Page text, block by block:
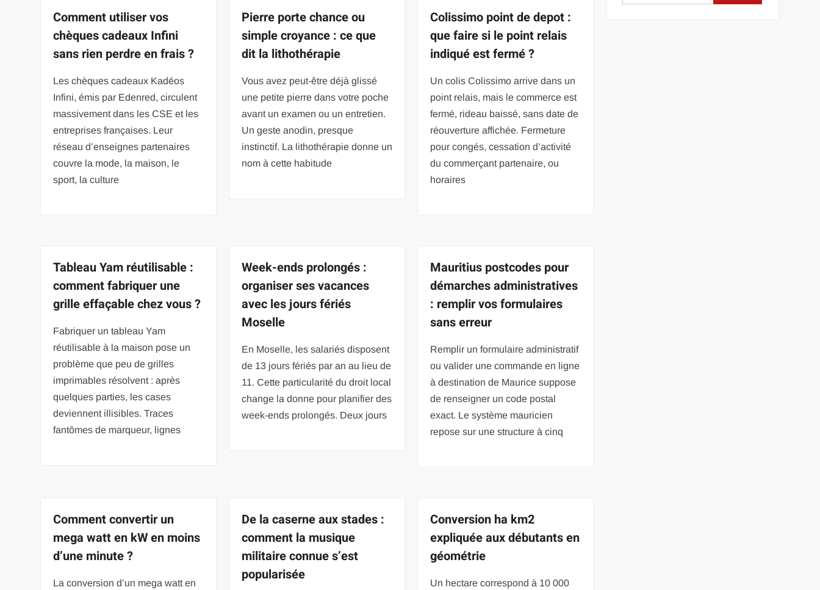
Comment utiliser vos
chèques cadeaux Infini
sans rien perdre en frais ?
Les chèques cadeaux Kadéos
Infini, émis par Edenred, circulent
massivement dans les CSE et les
entreprises françaises. Leur
réseau d’enseignes partenaires
couvre la mode, la maison, le
sport, la culture
Pierre porte chance ou
simple croyance : ce que
dit la lithothérapie
Vous avez peut-être déjà glissé
une petite pierre dans votre poche
avant un examen ou un entretien.
Un geste anodin, presque
instinctif. La lithothérapie donne un
nom à cette habitude
Colissimo point de depot :
que faire si le point relais
indiqué est fermé ?
Un colis Colissimo arrive dans un
point relais, mais le commerce est
fermé, rideau baissé, sans date de
réouverture affichée. Fermeture
pour congés, cessation d’activité
du commerçant partenaire, ou
horaires
Tableau Yam réutilisable :
comment fabriquer une
grille effaçable chez vous ?
Fabriquer un tableau Yam
réutilisable à la maison pose un
problème que peu de grilles
imprimables résolvent : après
quelques parties, les cases
deviennent illisibles. Traces
fantômes de marqueur, lignes
Week-ends prolongés :
organiser ses vacances
avec les jours fériés
Moselle
En Moselle, les salariés disposent
de 13 jours fériés par an au lieu de
11. Cette particularité du droit local
change la donne pour planifier des
week-ends prolongés. Deux jours
Mauritius postcodes pour
démarches administratives
: remplir vos formulaires
sans erreur
Remplir un formulaire administratif
ou valider une commande en ligne
à destination de Maurice suppose
de renseigner un code postal
exact. Le système mauricien
repose sur une structure à cinq
Comment convertir un
mega watt en kW en moins
d’une minute ?
La conversion d’un mega watt en
De la caserne aux stades :
comment la musique
militaire connue s’est
popularisée
Conversion ha km2
expliquée aux débutants en
géométrie
Un hectare correspond à 10 000